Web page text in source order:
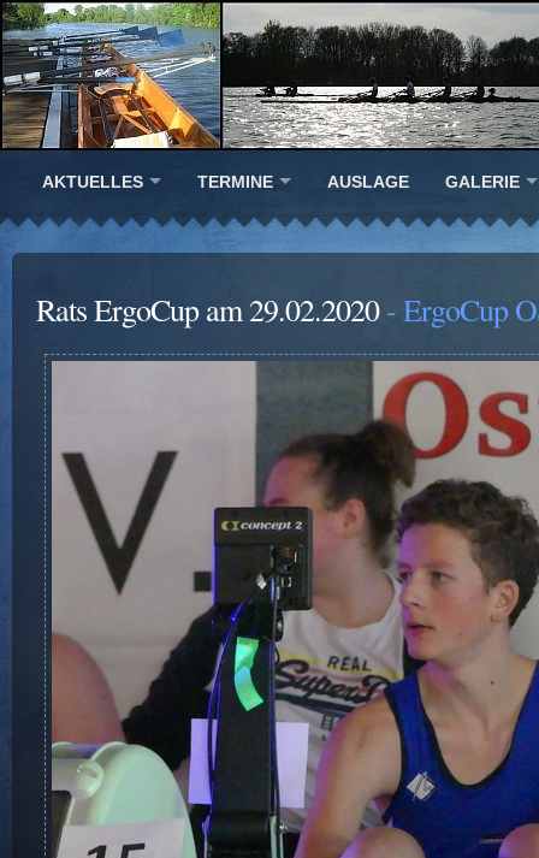
AKTUELLES TERMINE AUSLAGE GALERIE
Rats ErgoCup am 29.02.2020- ErgoCup